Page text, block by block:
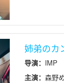
姉弟のカ
导演： IMP
主演： 森野